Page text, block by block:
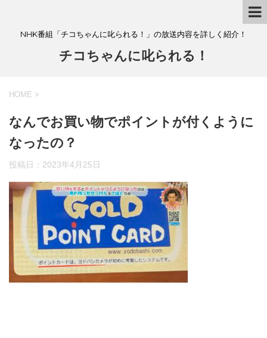
NHK番組「チコちゃんに叱られる！」の放送内容を詳しく紹介！
チコちゃんに叱られる！
HOME >
なんでお買い物でポイントが付くように
なったの？
投稿日： 2023年4月25日